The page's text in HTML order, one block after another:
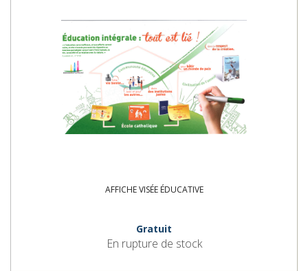
AFFICHE VISÉE ÉDUCATIVE
Gratuit
En rupture de stock